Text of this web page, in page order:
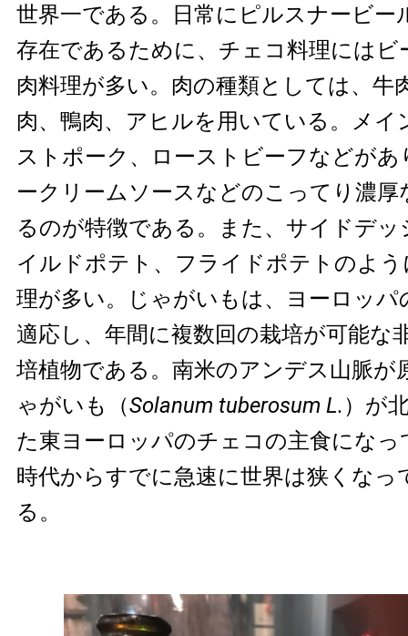
世界一である。日常にピルスナービー
存在であるために、チェコ料理にはビ
肉料理が多い。肉の種類としては、牛
肉、鴨肉、アヒルを用いている。メイ
ストポーク、ローストビーフなどが
ークリームソースなどのこってり濃厚
るのが特徴である。また、サイドデ
イルドポテト、フライドポテトのよ
理が多い。じゃがいもは、ヨーロッパ
適応し、年間に複数回の栽培が可能な
培植物である。南米のアンデス山脈が
ゃがいも（Solanum tuberosum L.）が
た東ヨーロッパのチェコの主食になっ
時代からすでに急速に世界は狭くなっ
る。